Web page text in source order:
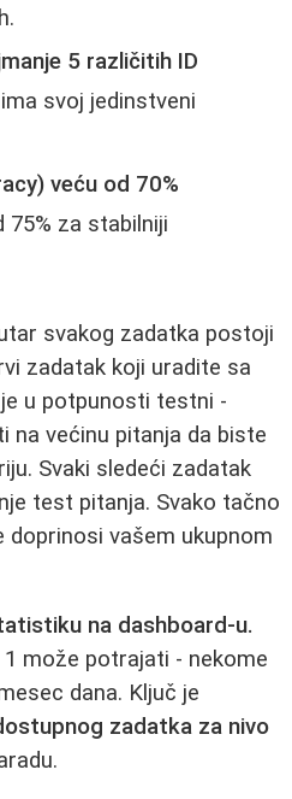
5 različitih ID
svoj jedinstveni
veću od 70%
75% za stabilniji
svakog zadatka postoji
zadatak koji uradite sa
u potpunosti testni -
većinu pitanja da biste
Svaki sledeći zadatak
test pitanja. Svako tačno
vašem ukupnom
na dashboard-u.
može potrajati - nekome
dana. Ključ je
zadatka za nivo